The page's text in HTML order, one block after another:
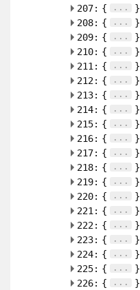
207: { ...
}
208: { ...
}
209: { ...
}
210: { ...
}
211: { ...
}
212: { ...
}
213: { ...
}
214: { ...
}
215: { ...
}
216: { ...
}
217: { ...
}
218: { ...
}
219: { ...
}
220: { ...
}
221: { ...
}
222: { ...
}
223: { ...
}
224: { ...
}
225: { ...
}
226: { ...
}